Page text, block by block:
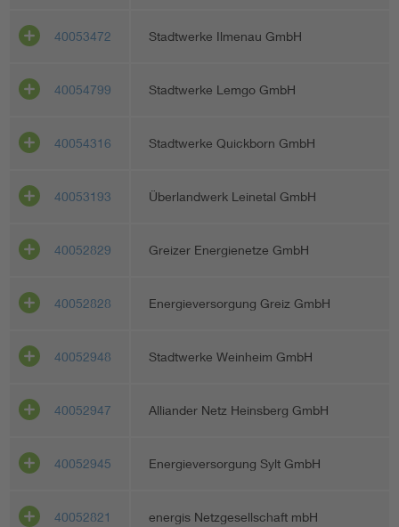
40053472 Stadtwerke Ilmenau GmbH
40054799 Stadtwerke Lemgo GmbH
40054316 Stadtwerke Quickborn GmbH
40053193 Überlandwerk Leinetal GmbH
40052829 Greizer Energienetze GmbH
40052828 Energieversorgung Greiz GmbH
40052948 Stadtwerke Weinheim GmbH
40052947 Alliander Netz Heinsberg GmbH
40052945 Energieversorgung Sylt GmbH
40052821 energis Netzgesellschaft mbH